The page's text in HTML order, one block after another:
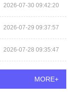
2026-07-30 09:42:20
2026-07-29 09:37:57
2026-07-28 09:35:47
MORE+